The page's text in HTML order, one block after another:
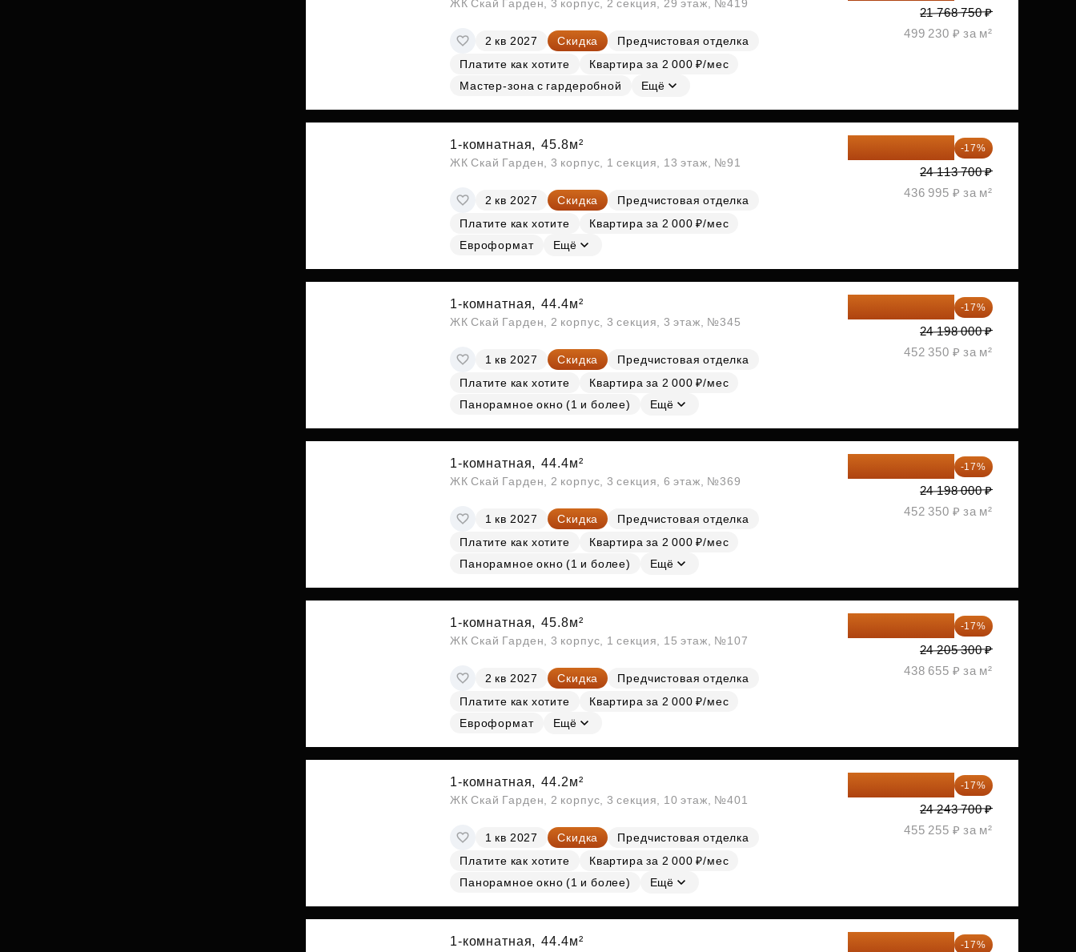
ЖК Скай Гарден, 3 корпус, 2 секция, 29 этаж, №419
2 кв 2027 Скидка
Предчистовая отделка
Платите как хотите
Квартира за 2 000 ₽/мес
Мастер-зона с гардеробной
Ещё
21 768 750 ₽
499 230 ₽ за м²
1-комнатная, 45.8м²
ЖК Скай Гарден, 3 корпус, 1 секция, 13 этаж, №91
2 кв 2027 Скидка
Предчистовая отделка
Платите как хотите
Квартира за 2 000 ₽/мес
Евроформат
Ещё
-17%
24 113 700 ₽
436 995 ₽ за м²
1-комнатная, 44.4м²
ЖК Скай Гарден, 2 корпус, 3 секция, 3 этаж, №345
1 кв 2027 Скидка
Предчистовая отделка
Платите как хотите
Квартира за 2 000 ₽/мес
Панорамное окно (1 и более)
Ещё
-17%
24 198 000 ₽
452 350 ₽ за м²
1-комнатная, 44.4м²
ЖК Скай Гарден, 2 корпус, 3 секция, 6 этаж, №369
1 кв 2027 Скидка
Предчистовая отделка
Платите как хотите
Квартира за 2 000 ₽/мес
Панорамное окно (1 и более)
Ещё
-17%
24 198 000 ₽
452 350 ₽ за м²
1-комнатная, 45.8м²
ЖК Скай Гарден, 3 корпус, 1 секция, 15 этаж, №107
2 кв 2027 Скидка
Предчистовая отделка
Платите как хотите
Квартира за 2 000 ₽/мес
Евроформат
Ещё
-17%
24 205 300 ₽
438 655 ₽ за м²
1-комнатная, 44.2м²
ЖК Скай Гарден, 2 корпус, 3 секция, 10 этаж, №401
1 кв 2027 Скидка
Предчистовая отделка
Платите как хотите
Квартира за 2 000 ₽/мес
Панорамное окно (1 и более)
Ещё
-17%
24 243 700 ₽
455 255 ₽ за м²
1-комнатная, 44.4м² -17%